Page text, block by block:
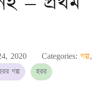
2020 Categories:গল্প,
গল্প হরর